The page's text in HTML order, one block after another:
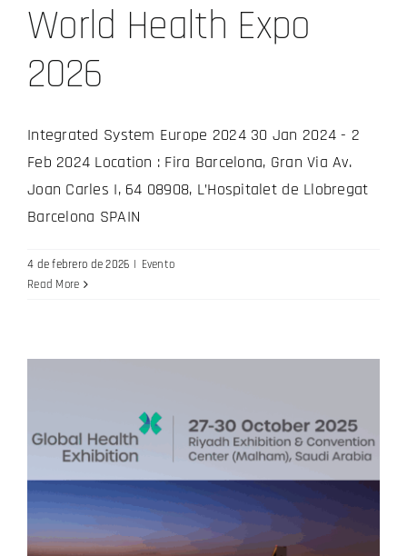
World Health Expo
2026
Integrated System Europe 2024 30 Jan 2024 - 2
Feb 2024 Location : Fira Barcelona, Gran Via Av.
Joan Carles I, 64 08908, L’Hospitalet de Llobregat
Barcelona SPAIN
4 de febrero de 2026 | Evento
Read More